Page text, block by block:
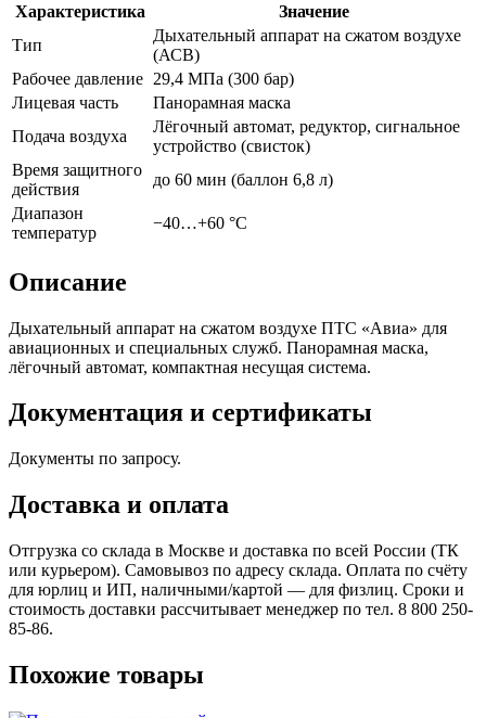
Характеристика
Значение
Тип
Дыхательный аппарат на сжатом воздухе
(АСВ)
Рабочее давление 29,4 МПа (300 бар)
Лицевая часть
Панорамная маска
Подача воздуха
Лёгочный автомат, редуктор, сигнальное
устройство (свисток)
Время защитного
действия
до 60 мин (баллон 6,8 л)
Диапазон
температур
−40…+60 °C
Описание
Дыхательный аппарат на сжатом воздухе ПТС «Авиа» для
авиационных и специальных служб. Панорамная маска,
лёгочный автомат, компактная несущая система.
Документация и сертификаты
Документы по запросу.
Доставка и оплата
Отгрузка со склада в Москве и доставка по всей России (ТК
или курьером). Самовывоз по адресу склада. Оплата по счёту
для юрлиц и ИП, наличными/картой — для физлиц. Сроки и
стоимость доставки рассчитывает менеджер по тел. 8 800 250-
85-86.
Похожие товары